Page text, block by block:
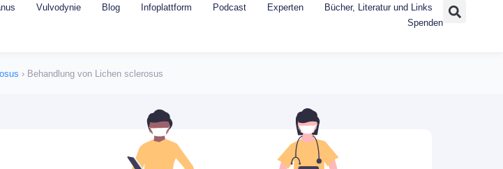
Vulvodynie Blog Infoplattform Podcast Experten
Bücher, Literatur und Links
Spenden
› Behandlung von Lichen sclerosus